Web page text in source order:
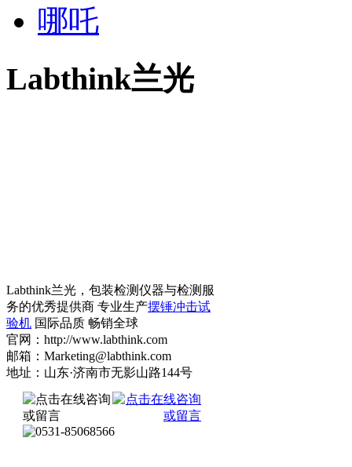
哪吒
Labthink兰光
Labthink兰光，包装检测仪器与检测服
务的优秀提供商 专业生产摆锤冲击试
验机 国际品质 畅销全球
官网：http://www.labthink.com
邮箱：Marketing@labthink.com
地址：山东·济南市无影山路144号